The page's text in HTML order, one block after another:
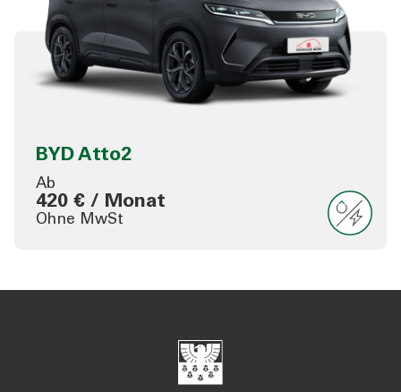
BYD Atto2
Ab
420 € / Monat
Ohne MwSt